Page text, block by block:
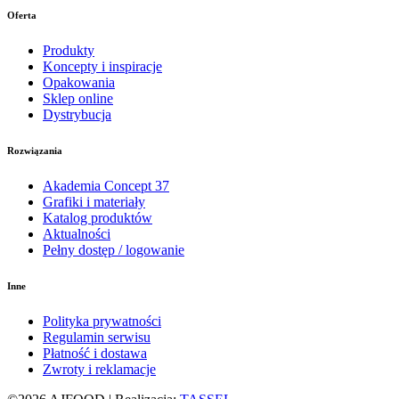
Oferta
Produkty
Koncepty i inspiracje
Opakowania
Sklep online
Dystrybucja
Rozwiązania
Akademia Concept 37
Grafiki i materiały
Katalog produktów
Aktualności
Pełny dostęp / logowanie
Inne
Polityka prywatności
Regulamin serwisu
Płatność i dostawa
Zwroty i reklamacje